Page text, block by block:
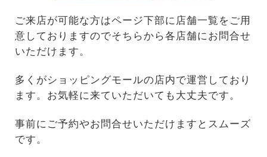
ご来店が可能な方はページ下部に店舗一覧をご用
意しておりますのでそちらから各店舗にお問合せ
いただけます。
多くがショッピングモールの店内で運営しており
ます。お気軽に来ていただいても大丈夫です。
事前にご予約やお問合せいただけますとスムーズ
です。